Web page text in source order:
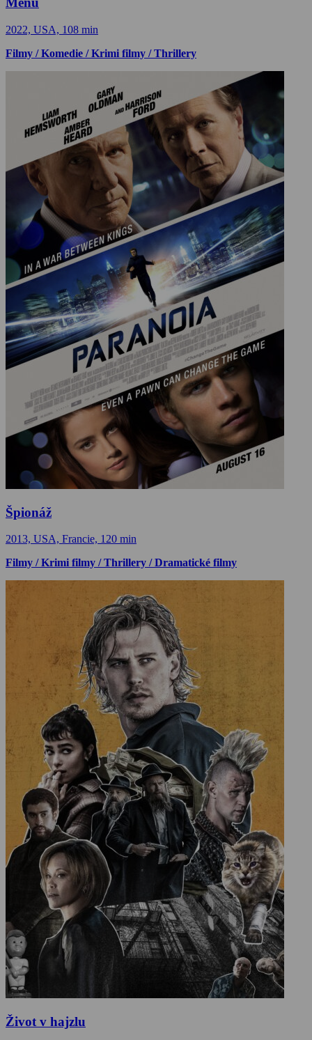
2022, USA, 108 min
Filmy / Komedie / Krimi filmy / Thrillery
Špionáž
2013, USA, Francie, 120 min
Filmy / Krimi filmy / Thrillery / Dramatické filmy
Život v hajzlu